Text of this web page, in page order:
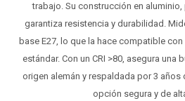
trabajo. Su construcción en
garantiza resistencia y durabilidad.
base E27, lo que la hace compatible
estándar. Con un CRI >80, asegura una
origen alemán y respaldada por 3 años
opción segura y de